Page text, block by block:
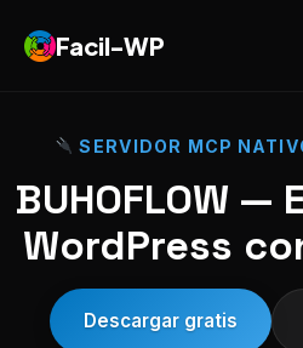
Facil-WP
SERVIDOR MCP
BUHOFLOW —
WordPress
Descargar gratis